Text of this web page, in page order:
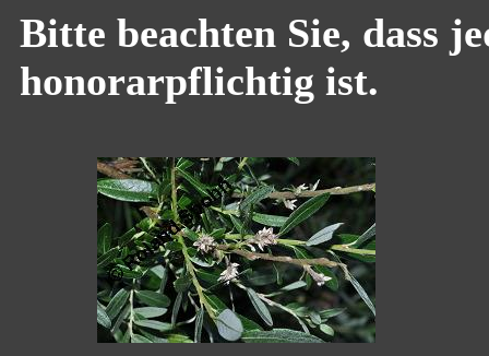
Bitte beachten Sie, dass
honorarpflichtig ist.